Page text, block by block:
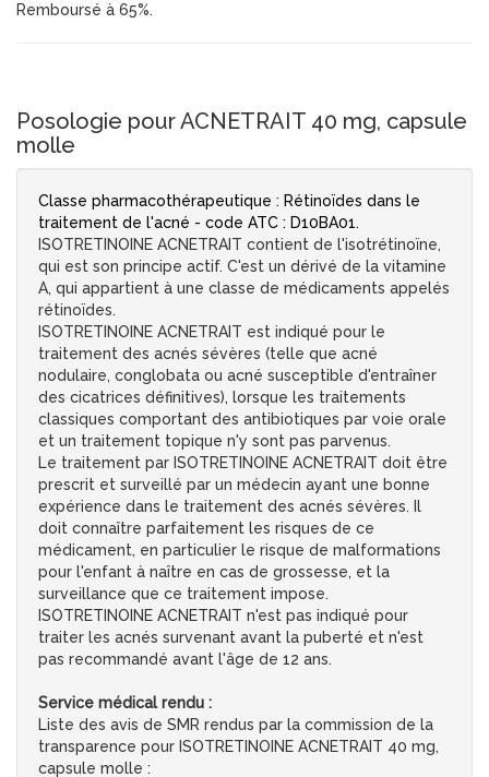
Remboursé à 65%.
Posologie pour ACNETRAIT 40 mg, capsule
molle
Classe pharmacothérapeutique : Rétinoïdes dans le
traitement de l'acné - code ATC : D10BA01.
ISOTRETINOINE ACNETRAIT contient de l'isotrétinoïne,
qui est son principe actif. C'est un dérivé de la vitamine
A, qui appartient à une classe de médicaments appelés
rétinoïdes.
ISOTRETINOINE ACNETRAIT est indiqué pour le
traitement des acnés sévères (telle que acné
nodulaire, conglobata ou acné susceptible d'entraîner
des cicatrices définitives), lorsque les traitements
classiques comportant des antibiotiques par voie orale
et un traitement topique n'y sont pas parvenus.
Le traitement par ISOTRETINOINE ACNETRAIT doit être
prescrit et surveillé par un médecin ayant une bonne
expérience dans le traitement des acnés sévères. Il
doit connaître parfaitement les risques de ce
médicament, en particulier le risque de malformations
pour l'enfant à naître en cas de grossesse, et la
surveillance que ce traitement impose.
ISOTRETINOINE ACNETRAIT n'est pas indiqué pour
traiter les acnés survenant avant la puberté et n'est
pas recommandé avant l'âge de 12 ans.
Service médical rendu :
Liste des avis de SMR rendus par la commission de la
transparence pour ISOTRETINOINE ACNETRAIT 40 mg,
capsule molle :